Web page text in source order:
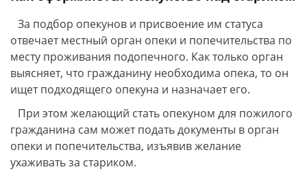
За подбор опекунов и присвоение им статуса
отвечает местный орган опеки и попечительства по
месту проживания подопечного. Как только орган
выясняет, что гражданину необходима опека, то он
ищет подходящего опекуна и назначает его.
При этом желающий стать опекуном для пожилого
гражданина сам может подать документы в орган
опеки и попечительства, изъявив желание
ухаживать за стариком.